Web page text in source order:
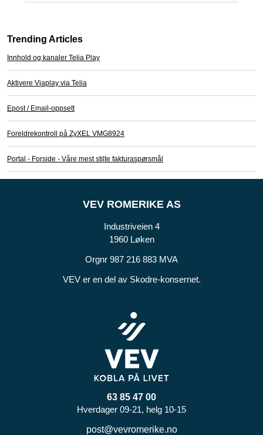
Trending Articles
Innhold og kanaler Telia Play
Aktivere Viaplay via Telia
Epost / Email-oppsett
Foreldrekontroll på ZyXEL VMG8924
Portal - Forside - Våre mest stilte fakturaspørsmål
VEV ROMERIKE AS
Industriveien 4
1960 Løken
Orgnr 987 216 883 MVA
VEV er en del av Skodre-konsernet.
63 85 47 00
Hverdager 09-21, helg 10-15
post@vevromerike.no